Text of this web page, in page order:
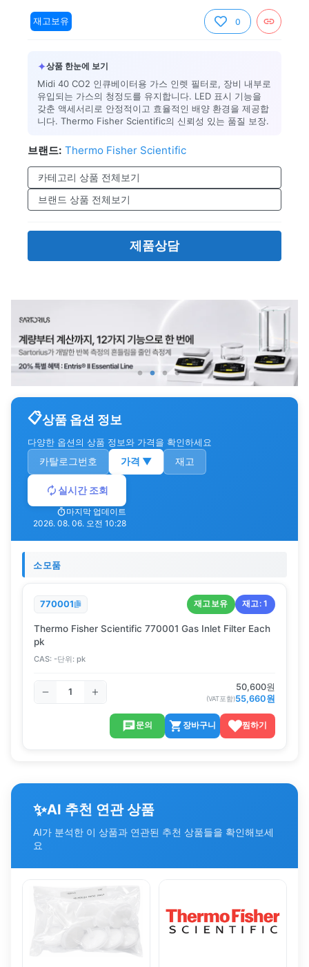
재고보유 0
✦상품 한눈에 보기
Midi 40 CO2 인큐베이터용 가스 인렛 필터로, 장비 내부로
유입되는 가스의 청정도를 유지합니다. LED 표시 기능을
갖춘 액세서리로 안정적이고 효율적인 배양 환경을 제공합
니다. Thermo Fisher Scientific의 신뢰성 있는 품질 보장.
브랜드: Thermo Fisher Scientific
카테고리 상품 전체보기
브랜드 상품 전체보기
제품상담
상품 옵션 정보
다양한 옵션의 상품 정보와 가격을 확인하세요
카탈로그번호 가격 ▼ 재고
실시간 조회
마지막 업데이트
2026. 08. 06. 오전 10:28
소모품
770001 재고보유 재고:1
Thermo Fisher Scientific 770001 Gas Inlet Filter Each
pk
CAS: -단위: pk
50,600원
(VAT포함)55,660원
문의 장바구니 찜하기
✨AI 추천 연관 상품
AI가 분석한 이 상품과 연관된 추천 상품들을 확인해보세
요